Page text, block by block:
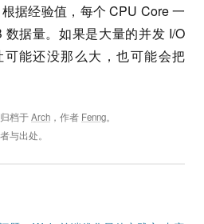
据经验值，每个 CPU Core 一
数据量。如果是大量的并发 I/O
能还没那么大，也可能会把
归档于Arch ，作者 Fenng。
与出处。